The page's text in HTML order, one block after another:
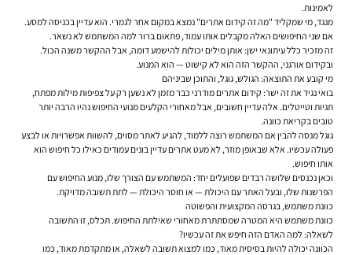
לאמינות.
מנגד, מי שמקליד "מה זה קידום אתרים" נמצא במקום אחר לגמרי. הוא עדיין בכניסה למסע.
אם שני החיפושים האלה מקבלים אותו עמוד, פתאום ברור למה המשתמש לא נשאר.
זה מזכיר כלל עיתונאי ישן: אותן מילים יכולות להישמע דומה, אבל ההקשר משנה הכול.
ובקידום אורגני, ההקשר הזה הוא לא קישוט — הוא המנוע.
מי קובע את התוצאה: הגולש, גוגל, והתוכן שביניהם
בואי נגיד את זה ישר: קידום אתרים מודרני כבר מזמן לא נשען רק על צפיפות מילות מפתח,
תגיות וטייטלים. אלה עדיין חשובים, אבל מאחורי הקלעים מנועי החיפוש נהיו הרבה יותר
טובים בקריאת כוונה.
גוגל מנסה להבין אם המשתמש רוצה ללמוד, להגיע לאתר מסוים, להשוות אפשרויות או לבצע
פעולה עכשיו. אלא שבאופן מוזר, לא מעט אתרים עדיין בונים עמודים כאילו כל חיפוש הוא
אותו חיפוש.
וכאן נכנסים שלושה רבדים שפועלים יחד: המשתמש עם הצורך שלו, מנוע החיפוש עם
הפרשנות שלו, ובעל האתר עם היכולת — או חוסר היכולת — לתת תשובה מדויקת.
כוונת משתמש, בגרסה המקצועית והפשוטה
כוונת משתמש היא המטרה שמסתתרת מאחורי שאילתת החיפוש. תכלס, זו התשובה
לשאלה: למה האדם הזה חיפש את זה עכשיו?
הכוונה יכולה להיות בסיסית מאוד, כמו למצוא תשובה לשאלה, או מתקדמת מאוד, כמו